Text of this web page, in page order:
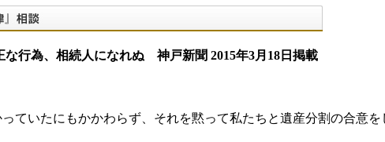
な行為、相続人になれぬ 神戸新聞 2015年3月18日掲載
ていたにもかかわらず、それを黙って私たちと遺産分割の合意